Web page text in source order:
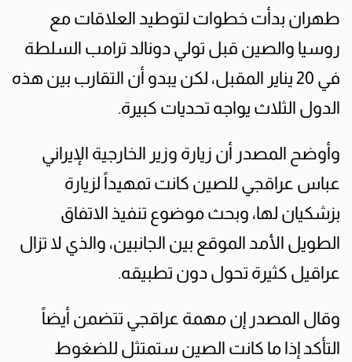
طهران بدأت خطوات لتوطيد العلاقات مع
روسيا والصين قبل تولي دونالد ترامب السلطة
في 20 يناير المقبل، لكن يبدو أن التقارب بين هذه
الدول الثلاث يواجه تحديات كبيرة.
وأوضح المصدر أن زيارة وزير الخارجية الإيراني
عباس عراقجي للصين كانت تمهيداً لزيارة
بزشكيان لها، وبحث موضوع تنفيذ الاتفاق
الطويل الأمد الموقع بين الجانبين، والذي لا تزال
عراقيل كثيرة تحول دون تطبيقه.
وقال المصدر إن مهمة عراقجي تتضمن أيضاً
التأكد إذا ما كانت الصين ستمتثل للضغوط